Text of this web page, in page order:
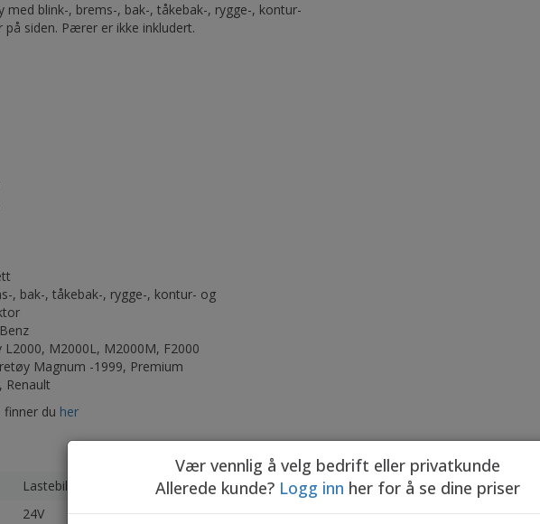
blink-, brems-, bak-, tåkebak-, rygge-, kontur-
siden. Pærer er ikke inkludert.
, bak-, tåkebak-, rygge-, kontur- og
M2000L, M2000M, F2000
Magnum -1999, Premium
Renault
finner du her
Lastebil
24V
Vær vennlig å velg bedrift eller privatkunde
Allerede kunde? Logg inn her for å se dine priser